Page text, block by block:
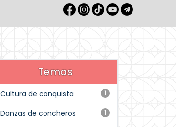
Temas
1
Cultura de conquista
1
Danzas de concheros